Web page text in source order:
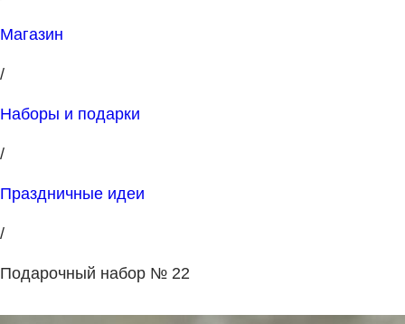
Магазин
/
Наборы и подарки
/
Праздничные идеи
/
Подарочный набор № 22